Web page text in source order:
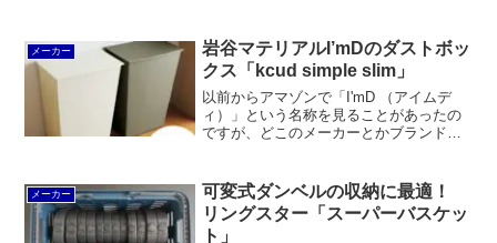
ルトループも付いてキャリアに固定しや
すくなりました。一方でベンチとして使
うなら従来品のほうが痛くないかもしれ
ません。
メーカー
岩谷マテリアルI’mDのダストボッ
クス「kcud simple slim」
以前からアマゾンで「I'mD （アイムデ
ィ）」という名称を見ることがあったの
ですが、どこのメーカーとかブランドな
いたときに、それが岩谷マテリアルのブ
ランドだということを...
メーカー
可変式ダンベルの収納に最適！
リングスター「スーパーバスケッ
ト」